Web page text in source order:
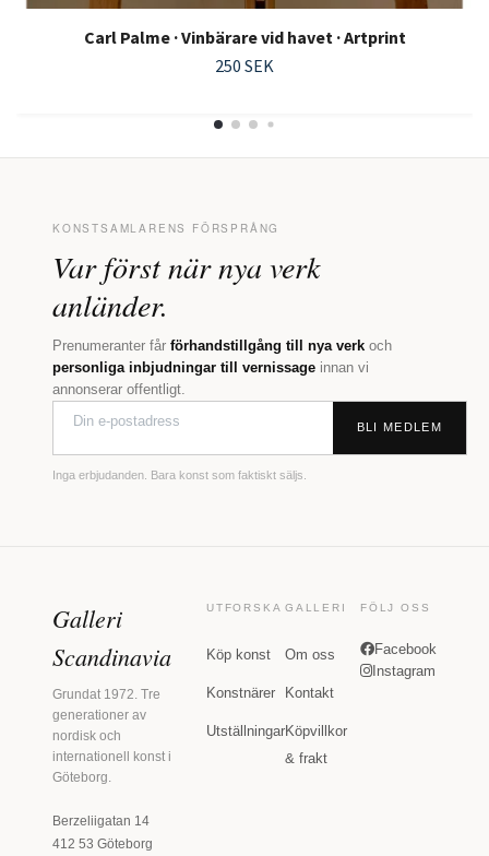
Carl Palme · Vinbärare vid havet · Artprint
250 SEK
KONSTSAMLARENS FÖRSPRÅNG
Var först när nya verk
anländer.
Prenumeranter får förhandstillgång till nya verk och
personliga inbjudningar till vernissage innan vi
annonserar offentligt.
BLI MEDLEM
Inga erbjudanden. Bara konst som faktiskt säljs.
Galleri
Scandinavia
Grundat 1972. Tre
generationer av
nordisk och
internationell konst i
Göteborg.
Berzeliigatan 14
412 53 Göteborg
UTFORSKA
Köp konst
Konstnärer
Utställningar
GALLERI
Om oss
Kontakt
Köpvillkor
& frakt
FÖLJ OSS
Facebook
Instagram